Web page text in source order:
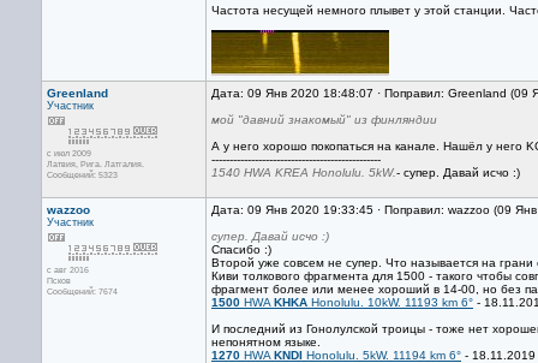
Частота несущей немного плывет у этой станции.
Greenland
Участник
с июл 2009
Латвия, Рига. Латгалия.
Сообщений: 5323
Дата: 09 Янв 2020 18:48:07 · Поправил: Greenland (09
мой "давний знакомый" из финляндии
А у него хорошо покопаться на канале. Нашёл у него
-----------------------------------------------
1540 HWA KREA Honolulu. 5kW.- супер. Давай исчо :)
wazzoo
Участник
с авг 2016
Псков
Сообщений: 7674
Дата: 09 Янв 2020 19:33:45 · Поправил: wazzoo (09
супер. Давай исчо :)
Спасибо :)
Второй уже совсем не супер. Что называется на
Киви толкового фрагмента для 1500 - такого чтобы
фрагмент более или менее хороший в 14-00, но без
1500 HWA KHKA Honolulu. 10kW. 11193 km 6° -
И последний из Гонолулской троицы - тоже нет
непонятном языке.
1270 HWA KNDI Honolulu. 5kW. 11194 km 6° - 18.11.2019